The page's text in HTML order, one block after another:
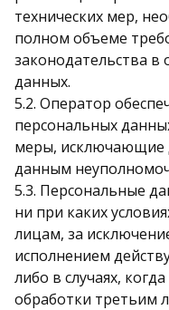
технических мер,
полном объеме
законодательства
данных.
5.2. Оператор
персональных
меры, исключающие
данным
5.3. Персональные
ни при каких
лицам, за
исполнением
либо в случаях,
обработки третьим